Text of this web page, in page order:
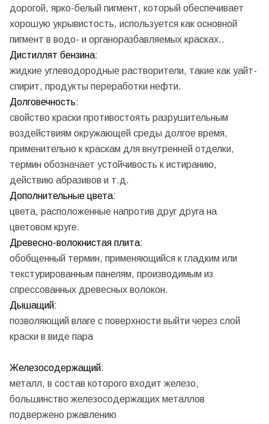
дорогой, ярко-белый пигмент, который обеспечивает
хорошую укрывистость, используется как основной
пигмент в водо- и органоразбавляемых красках..
Дистиллят бензина:
жидкие углеводородные растворители, такие как уайт-
спирит, продукты переработки нефти.
Долговечность:
свойство краски противостоять разрушительным
воздействиям окружающей среды долгое время,
применительно к краскам для внутренней отделки,
термин обозначает устойчивость к истиранию,
действию абразивов и т.д.
Дополнительные цвета:
цвета, расположенные напротив друг друга на
цветовом круге.
Древесно-волокнистая плита:
обобщенный термин, применяющийся к гладким или
текстурированным панелям, производимым из
спрессованных древесных волокон.
Дышащий:
позволяющий влаге с поверхности выйти через слой
краски в виде пара
Железосодержащий:
металл, в состав которого входит железо,
большинство железосодержащих металлов
подвержено ржавлению